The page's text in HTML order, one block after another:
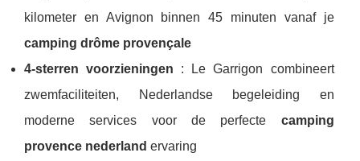
kilometer en Avignon binnen 45 minuten vanaf je
camping drôme provençale
4-sterren voorzieningen : Le Garrigon combineert
zwemfaciliteiten, Nederlandse begeleiding en
moderne services voor de perfecte camping
provence nederland ervaring